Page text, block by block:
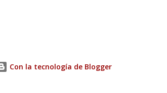
Con la tecnología de Blogger